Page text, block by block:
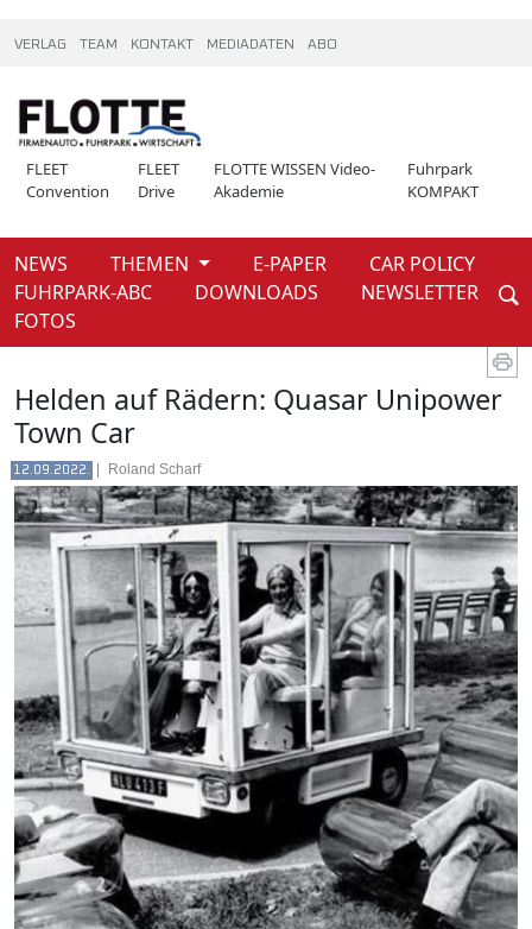
VERLAG TEAM KONTAKT MEDIADATEN ABO
FLEET
Convention
FLEET
Drive
FLOTTE WISSEN Video-
Akademie
Fuhrpark
KOMPAKT
NEWS THEMEN E-PAPER
CAR POLICY
FUHRPARK-ABC
DOWNLOADS
NEWSLETTER
FOTOS
Weiter
News
Helden auf Rädern: Quasar Unipower
Town Car
12.09.2022. Roland Scharf